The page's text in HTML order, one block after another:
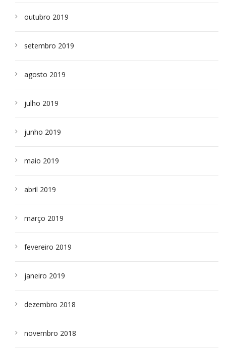
outubro 2019
setembro 2019
agosto 2019
julho 2019
junho 2019
maio 2019
abril 2019
março 2019
fevereiro 2019
janeiro 2019
dezembro 2018
novembro 2018